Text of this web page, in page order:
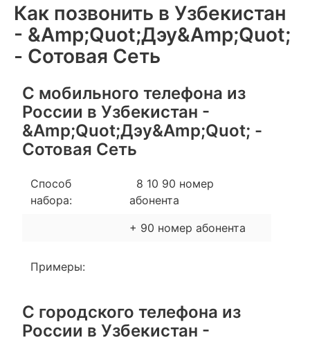
Как позвонить в Узбекистан
- &Amp;Quot;Дэу&Amp;Quot;
- Сотовая Сеть
С мобильного телефона из
России в Узбекистан -
&Amp;Quot;Дэу&Amp;Quot; -
Сотовая Сеть
Способ
набора:
8 10 90 номер
абонента
+ 90 номер абонента
Примеры:
С городского телефона из
России в Узбекистан -